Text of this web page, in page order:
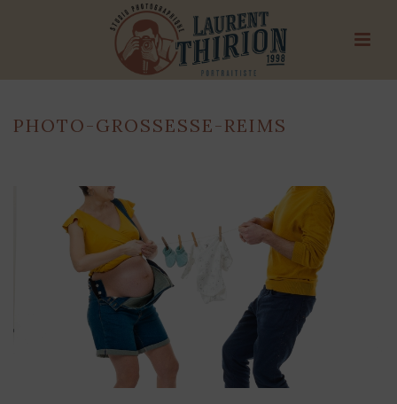
PHOTO-GROSSESSE-REIMS